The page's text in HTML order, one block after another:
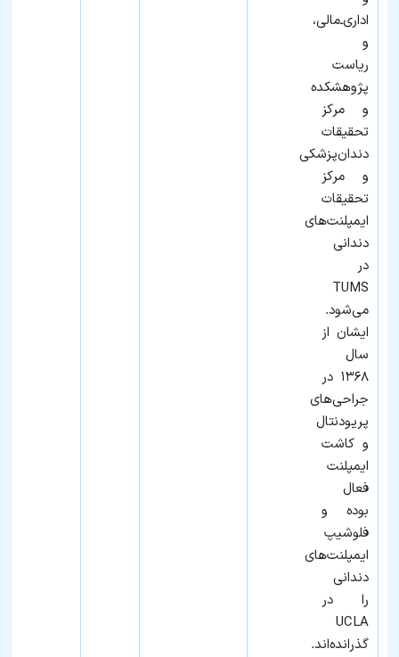
اداری‌ـ‌مالی،
و
ریاست
پژوهشکده
و مرکز
تحقیقات
دندان‌پزشکی
و مرکز
تحقیقات
ایمپلنت‌های
دندانی
در
TUMS
می‌شود.
ایشان از
سال
۱۳۶۸ در
جراحی‌های
پریودنتال
و کاشت
ایمپلنت
فعال
بوده و
فلوشیپ
ایمپلنت‌های
دندانی
را در
UCLA
گذرانده‌اند.